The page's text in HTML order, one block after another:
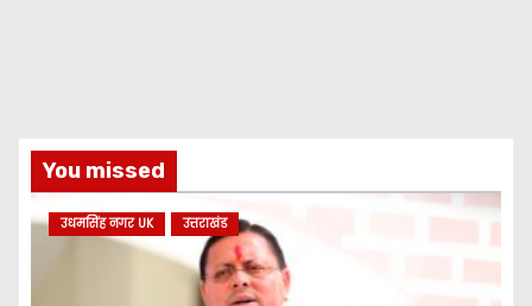
You missed
उधमसिंह नगर UK उत्तराखंड